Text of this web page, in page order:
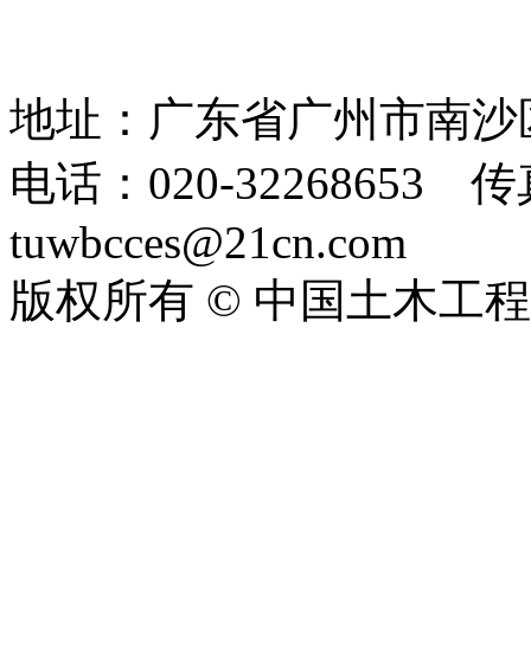
地址：广东省广州市南
电话：020-32268653 传
tuwbcces@21cn.com
版权所有 © 中国土木工